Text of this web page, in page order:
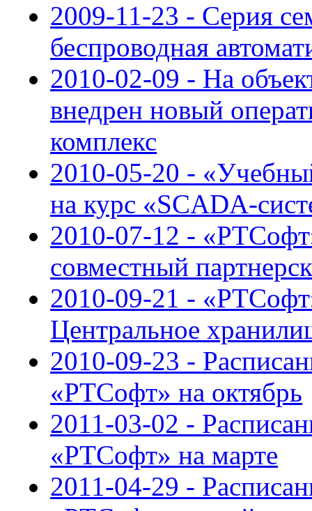
2009-11-23 - Серия
беспроводная
2010-02-09 - На
внедрен новый
комплекс
2010-05-20 -
на курс «SCADA-
2010-07-12 -
совместный
2010-09-21 -
Центральное
2010-09-23 -
«РТСофт» на октябрь
2011-03-02 -
«РТСофт» на марте
2011-04-29 -